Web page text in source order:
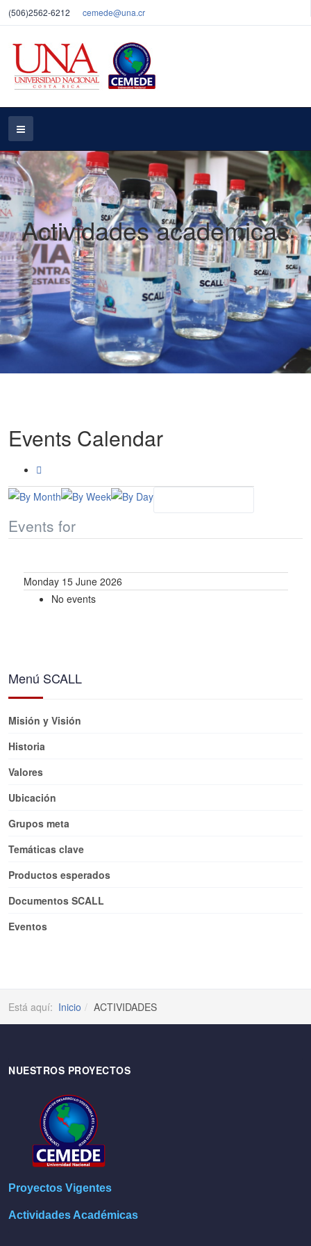
(506)2562-6212 cemede@una.cr
Actividades académicas
Events Calendar
Events for
Monday 15 June 2026
No events
Menú SCALL
Misión y Visión
Historia
Valores
Ubicación
Grupos meta
Temáticas clave
Productos esperados
Documentos SCALL
Eventos
Está aquí: Inicio ACTIVIDADES
NUESTROS PROYECTOS
Proyectos Vigentes
Actividades Académicas